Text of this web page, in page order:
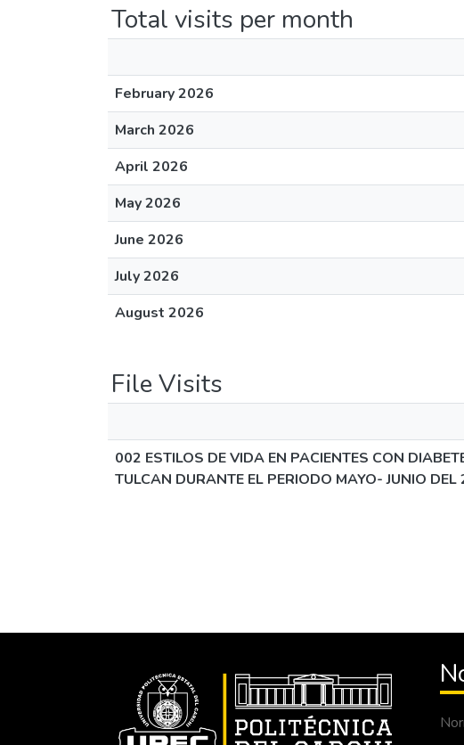
Total visits per month
February 2026
March 2026
April 2026
May 2026
June 2026
July 2026
August 2026
File Visits
002 ESTILOS DE VIDA EN PACIENTES CON
TULCAN DURANTE EL PERIODO MAYO- JUNIO